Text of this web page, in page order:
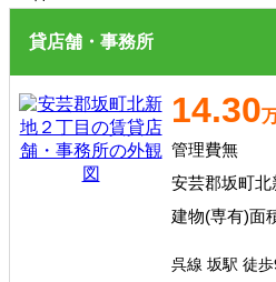
貸店舗・事務所
14.30
管理費無
安芸郡坂町北
建物(専有)面
呉線 坂駅 徒